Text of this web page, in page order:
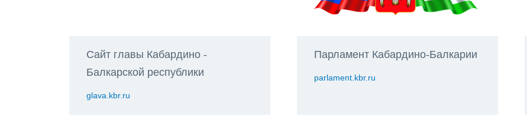
Сайт главы Кабардино -
Балкарской республики
glava.kbr.ru
Парламент Кабардино-Балкарии
parlament.kbr.ru